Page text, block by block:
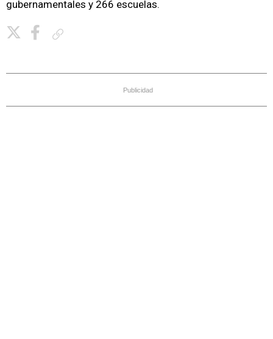
gubernamentales y 266 escuelas.
Publicidad